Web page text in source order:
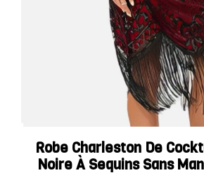
Robe Charleston De
Noire À Sequins Sans